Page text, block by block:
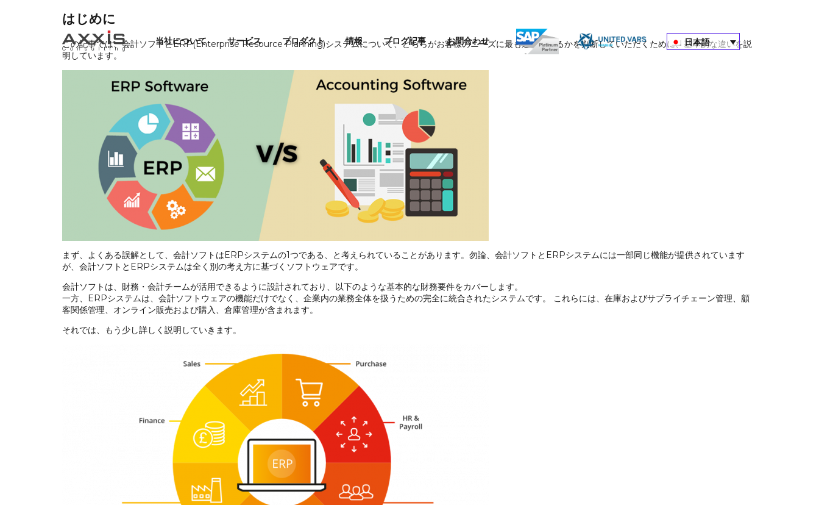
当社について サービス プロダクト 情報 ブログ記事 お問合わせ 日本語
はじめに
この記事では、会計ソフトとERP(Enterprise Resource Planning)システムについて、どちらがお客様のニーズに最も適しているかを判断していただくために、基本的な違いを説
明しています。
まず、よくある誤解として、会計ソフトはERPシステムの1つである、と考えられていることがあります。勿論、会計ソフトとERPシステムには一部同じ機能が提供されています
が、会計ソフトとERPシステムは全く別の考え方に基づくソフトウェアです。
会計ソフトは、財務・会計チームが活用できるように設計されており、以下のような基本的な財務要件をカバーします。
一方、ERPシステムは、会計ソフトウェアの機能だけでなく、企業内の業務全体を扱うための完全に統合されたシステムです。 これらには、在庫およびサプライチェーン管理、顧
客関係管理、オンライン販売および購入、倉庫管理が含まれます。
それでは、もう少し詳しく説明していきます。